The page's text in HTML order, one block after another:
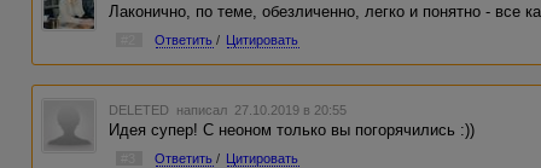
Лаконично, по теме, обезличенно, легко и понятно - все
Ответить / Цитировать
DELETED написал 27.10.2019 в 20:55
Идея супер! С неоном только вы погорячились :))
Ответить / Цитировать